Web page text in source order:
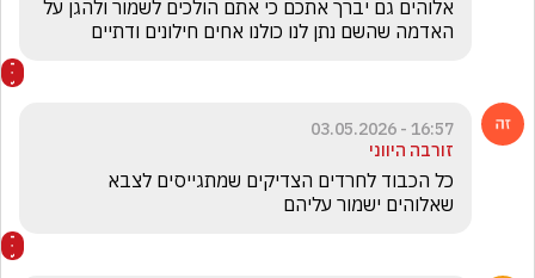
האדמה שהשם נתן לנו כולנו אחים חילונים ודתיים
16:57 - 03.05.2026
זורבה היווני
שאלוהים ישמור עליהם